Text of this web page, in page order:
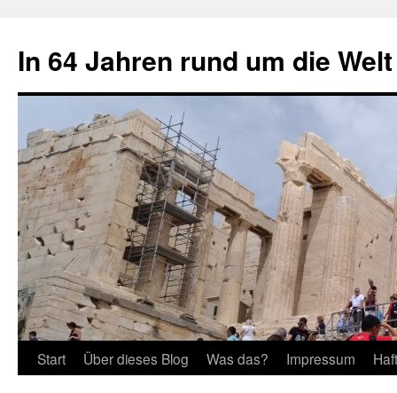
springen
In 64 Jahren rund um die Welt
Start Über dieses Blog Was das? Impressum